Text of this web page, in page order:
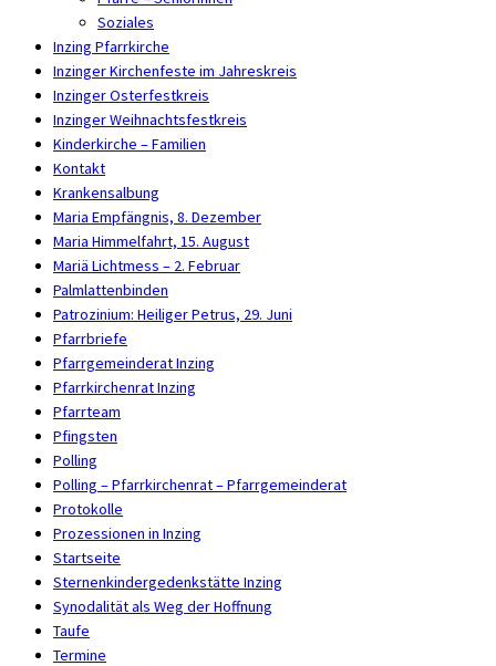
Soziales
Inzing Pfarrkirche
Inzinger Kirchenfeste im Jahreskreis
Inzinger Osterfestkreis
Inzinger Weihnachtsfestkreis
Kinderkirche – Familien
Kontakt
Krankensalbung
Maria Empfängnis, 8. Dezember
Maria Himmelfahrt, 15. August
Mariä Lichtmess – 2. Februar
Palmlattenbinden
Patrozinium: Heiliger Petrus, 29. Juni
Pfarrbriefe
Pfarrgemeinderat Inzing
Pfarrkirchenrat Inzing
Pfarrteam
Pfingsten
Polling
Polling – Pfarrkirchenrat – Pfarrgemeinderat
Protokolle
Prozessionen in Inzing
Startseite
Sternenkindergedenkstätte Inzing
Synodalität als Weg der Hoffnung
Taufe
Termine